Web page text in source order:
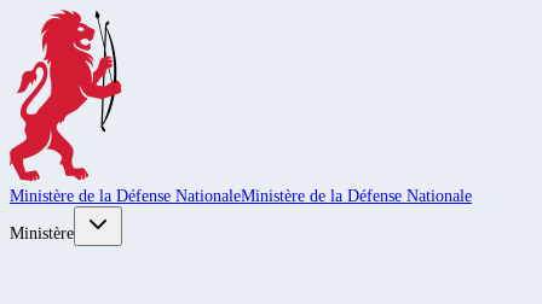
Ministère de la Défense NationaleMinistère de la Défense Nationale
Ministère